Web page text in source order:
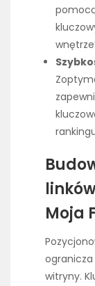
Moja
witryny.